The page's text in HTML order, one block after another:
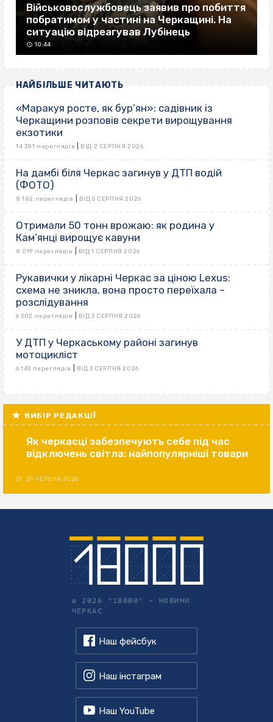
Військовослужбовець заявив про побиття
побратимом у частині на Черкащині. На
ситуацію відреагував Лубінець
10:44
НАЙБІЛЬШЕ ЧИТАЮТЬ
«Маракуя росте, як бур’ян»: садівник із
Черкащини розповів секрети вирощування
екзотики
14 381 переглядів ВІД 2 СЕРПНЯ 2026
На дамбі біля Черкас загинув у ДТП водій
(ФОТО)
8 182 переглядів ВІД 5 СЕРПНЯ 2026
Отримали 50 тонн врожаю: як родина у
Кам’янці вирощує кавуни
8 019 переглядів ВІД 1 СЕРПНЯ 2026
Рукавички у лікарні Черкас за ціною Lexus:
схема не зникла, вона просто переїхала –
розслідування
6 302 переглядів ВІД 3 СЕРПНЯ 2026
У ДТП у Черкаському районі загинув
мотоцикліст
6 143 переглядів ВІД 3 СЕРПНЯ 2026
ВИБІР РЕДАКЦІЇ
Як черкасці забезпечують себе під час
відключень світла: найпопулярніші товари
29 ЧЕРВНЯ 2026
© 2026 "18000" – НОВИНИ
ЧЕРКАС
Наш фейсбук
Наш інстаграм
Наш YouTube